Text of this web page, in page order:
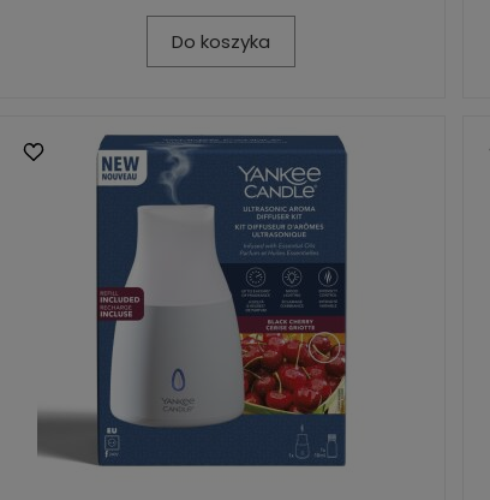
Do koszyka